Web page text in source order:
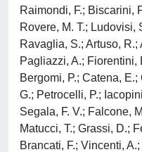
Raimondi, F.; Biscarini,
Rovere, M. T.; Ludovisi,
Ravaglia, S.; Artuso, R.;
Pagliazzi, A.; Fiorentini,
Bergomi, P.; Catena,
G.; Petrocelli, P.;
Segala, F. V.; Falcone,
Matucci, T.; Grassi, D.;
Brancati, F.; Vincenti,